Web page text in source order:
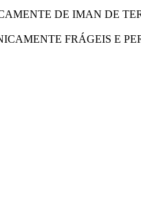
DE IMAN DE
FRÁGEIS E